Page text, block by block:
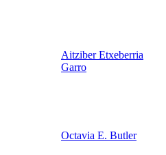
Aitziber Etxeberria
Garro
Octavia E. Butler